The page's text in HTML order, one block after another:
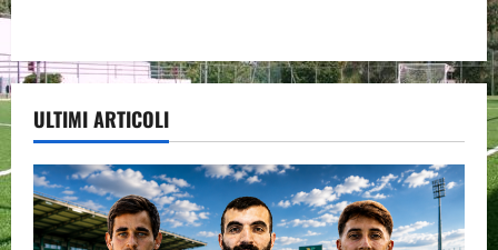
ULTIMI ARTICOLI